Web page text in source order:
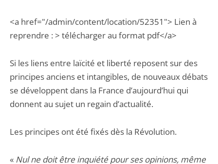
<a href="/admin/content/location/52351"> Lien à
reprendre : > télécharger au format pdf</a>
Si les liens entre laïcité et liberté reposent sur des
principes anciens et intangibles, de nouveaux débats
se développent dans la France d’aujourd’hui qui
donnent au sujet un regain d’actualité.
Les principes ont été fixés dès la Révolution.
« Nul ne doit être inquiété pour ses opinions, même